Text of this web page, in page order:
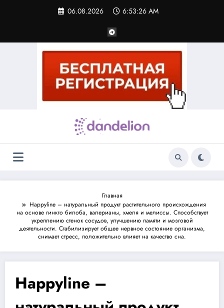
06.08.2026 6:53:27 AM
Главная
Happyline – натуральный продукт растительного происхождения
на основе гинкго билоба, валерианы, хмеля и мелиссы. Способствует
укреплению стенок сосудов, улучшению памяти и мозговой
деятельности. Стабилизирует общее нервное состояние организма,
снимает стресс, положительно влияет на качество сна.
Happyline –